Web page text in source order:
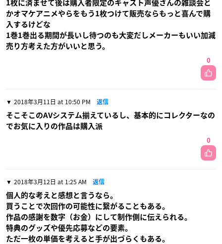
1枚に済ませて後は購入者限定のキャスト声優さんの雑談会と
かオマケアニメやらをもう1枚つけて販売ならもっと喜んで購
入するけどな
1巻1巻出る期間が長いし待つのも大変だしメーカーもいい加減
売り方考えた方がいいと思う。
0
2018年3月11日 at 10:50 PM 返信
そこそこのAVシステム揃えているし、基本的にコレクターなの
でお気に入りの作品は購入派
0
2018年3月12日 at 1:25 AM 返信
個人的な考えと感想と言うなら。
買うことで次回作の可能性に繋がることもある。
作品の感謝を数字（お金）にして制作側に伝えられる。
特典のグッズや優先応募などの要素。
ただ一枚の単価を考えると手が出づらくもある。